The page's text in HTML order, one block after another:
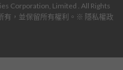
Corporation, Limited . All Rights
有，並保留所有權利。 ※ 隱私權政